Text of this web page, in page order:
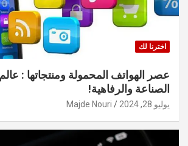
اخترنا لك
عصر الهواتف المحمولة ومنتجاتها :
الصناعة والرفاهية!
يوليو 28, 2024 Majde Nouri